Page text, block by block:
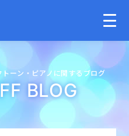
ーン・ ピアノに関するブログ
BLOG